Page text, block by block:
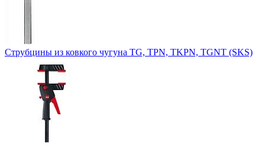
Струбцины из ковкого чугуна TG, TPN, TKPN, TGNT (SKS)